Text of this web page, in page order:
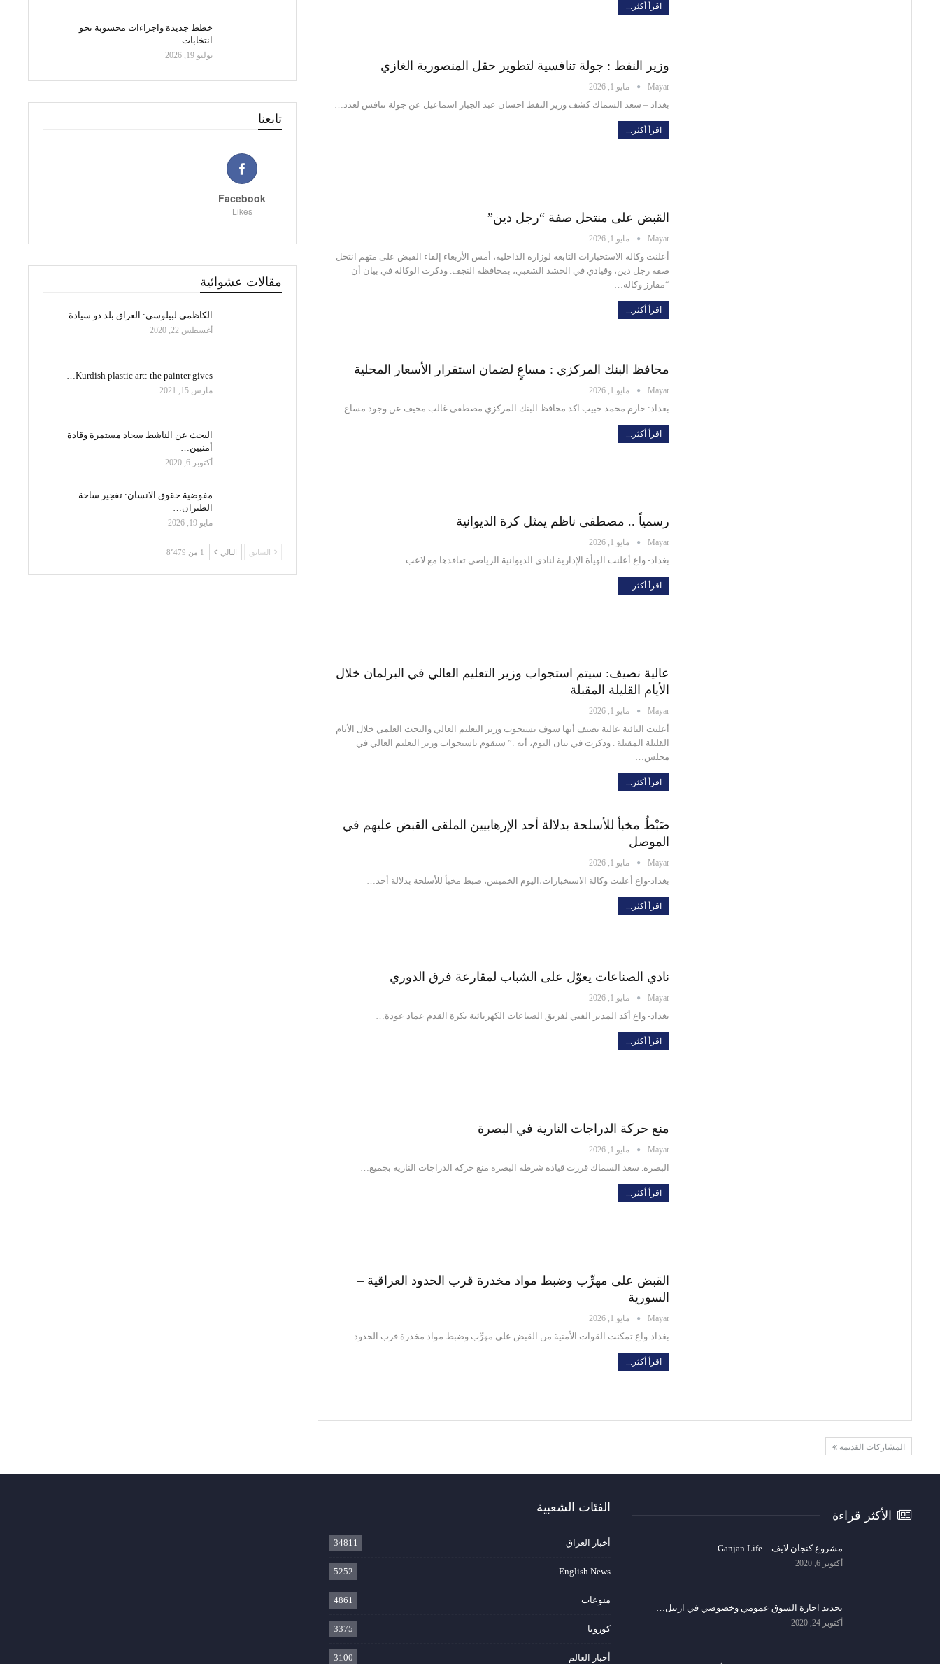
اقرأ أكثر...
وزير النفط : جولة تنافسية لتطوير حقل المنصورية الغازي
Mayar مايو 1, 2026
بغداد – سعد السماك كشف وزير النفط احسان عبد الجبار اسماعيل عن جولة تنافس لعدد…
اقرأ أكثر...
القبض على منتحل صفة “رجل دين”
Mayar مايو 1, 2026
أعلنت وكالة الاستخبارات التابعة لوزارة الداخلية، أمس الأربعاء إلقاء القبض على متهم انتحل
صفة رجل دين، وقيادي في الحشد الشعبي، بمحافظة النجف. وذكرت الوكالة في بيان أن
“مفارز وكالة…
اقرأ أكثر...
محافظ البنك المركزي : مساعٍ لضمان استقرار الأسعار المحلية
Mayar مايو 1, 2026
بغداد: حازم محمد حبيب اكد محافظ البنك المركزي مصطفى غالب مخيف عن وجود مساع…
اقرأ أكثر...
رسمياً .. مصطفى ناظم يمثل كرة الديوانية
Mayar مايو 1, 2026
بغداد- واع أعلنت الهيأة الإدارية لنادي الديوانية الرياضي تعاقدها مع لاعب…
اقرأ أكثر...
عالية نصيف: سيتم استجواب وزير التعليم العالي في البرلمان خلال
الأيام القليلة المقبلة
Mayar مايو 1, 2026
أعلنت النائبة عالية نصيف أنها سوف تستجوب وزير التعليم العالي والبحث العلمي خلال الأيام
القليلة المقبلة . وذكرت في بيان اليوم، أنه :” سنقوم باستجواب وزير التعليم العالي في
مجلس…
اقرأ أكثر...
ضَبْطُ مخبأ للأسلحة بدلالة أحد الإرهابيين الملقى القبض عليهم في
الموصل
Mayar مايو 1, 2026
بغداد-واع أعلنت وكالة الاستخبارات،اليوم الخميس، ضبط مخبأ للأسلحة بدلالة أحد…
اقرأ أكثر...
نادي الصناعات يعوّل على الشباب لمقارعة فرق الدوري
Mayar مايو 1, 2026
بغداد- واع أكد المدير الفني لفريق الصناعات الكهربائية بكرة القدم عماد عودة…
اقرأ أكثر...
منع حركة الدراجات النارية في البصرة
Mayar مايو 1, 2026
البصرة. سعد السماك قررت قيادة شرطة البصرة منع حركة الدراجات النارية بجميع…
اقرأ أكثر...
القبض على مهرِّب وضبط مواد مخدرة قرب الحدود العراقية –
السورية
Mayar مايو 1, 2026
بغداد-واع تمكنت القوات الأمنية من القبض على مهرِّب وضبط مواد مخدرة قرب الحدود…
اقرأ أكثر...
المشاركات القديمة
خطط جديدة واجراءات محسوبة نحو
انتخابات…
يوليو 19, 2026
تابعنا
Facebook
Likes
مقالات عشوائية
الكاظمي لبيلوسي: العراق بلد ذو سيادة…
أغسطس 22, 2020
Kurdish plastic art: the painter gives…
مارس 15, 2021
البحث عن الناشط سجاد مستمرة وقادة
أمنيين…
أكتوبر 6, 2020
مفوضية حقوق الانسان: تفجير ساحة
الطيران…
مايو 19, 2026
السابق التالي 1 من 8٬479
الأكثر قراءة
مشروع كنجان لايف – Ganjan Life
أكتوبر 6, 2020
تجديد اجازة السوق عمومي وخصوصي في اربيل…
أكتوبر 24, 2020
الفئات الشعبية
أخبار العراق 34811
English News
5252
منوعات 4861
كورونا 3375
أخبار العالم 3100